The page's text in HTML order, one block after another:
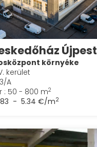
Újpest
környéke
kerület
A
: 50 - 800 m2
- 5.34 €/m2